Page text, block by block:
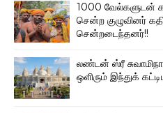
1000 வேல்களுடன்
சென்ற குழுவினர்
சென்றடைந்தனர்!!
லண்டன் ஸ்ரீ
ஒளிரும் இந்துக்